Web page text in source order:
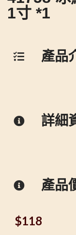
1寸 *1
產品
詳細
產品
$118